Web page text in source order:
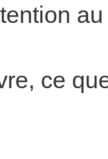
ce